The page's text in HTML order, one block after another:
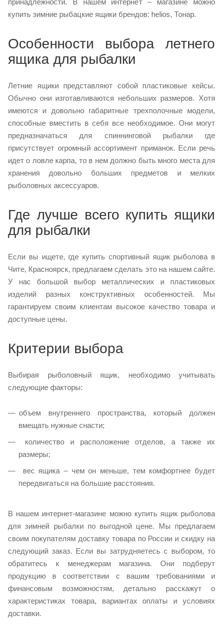
принадлежности. В нашем интернет – магазине можно
купить зимние рыбацкие ящики брендов: helios, Тонар.
Особенности выбора летнего
ящика для рыбалки
Летние ящики представляют собой пластиковые кейсы.
Обычно они изготавливаются небольших размеров. Хотя
имеются и довольно габаритные трехполочные модели,
способные вместить в себя все необходимое. Они могут
предназначаться для спиннинговой рыбалки где
присутствует огромный ассортимент приманок. Если речь
идет о ловле карпа, то в нем должно быть много места для
хранения довольно больших предметов и мелких
рыболовных аксессуаров.
Где лучше всего купить ящики
для рыбалки
Если вы ищете, где купить спортивный ящик рыболова в
Чите, Красноярск, предлагаем сделать это на нашем сайте.
У нас большой выбор металлических и пластиковых
изделий разных конструктивных особенностей. Мы
гарантируем своим клиентам высокое качество товара и
доступные цены.
Критерии выбора
Выбирая рыболовный ящик, необходимо учитывать
следующие факторы:
объем внутреннего пространства, который должен
вмещать нужные снасти;
количество и расположение отделов, а также их
размеры;
вес ящика – чем он меньше, тем комфортнее будет
передвигаться на большие расстояния.
В нашем интернет-магазине можно купить ящик рыболова
для зимней рыбалки по выгодной цене. Мы предлагаем
своим покупателям доставку товара по России и скидку на
следующий заказ. Если вы затрудняетесь с выбором, то
обратитесь к менеджерам магазина. Они подберут
продукцию в соответствии с вашим требованиями и
финансовым возможностям, детально расскажут о
характеристиках товара, вариантах оплаты и условиях
доставки.